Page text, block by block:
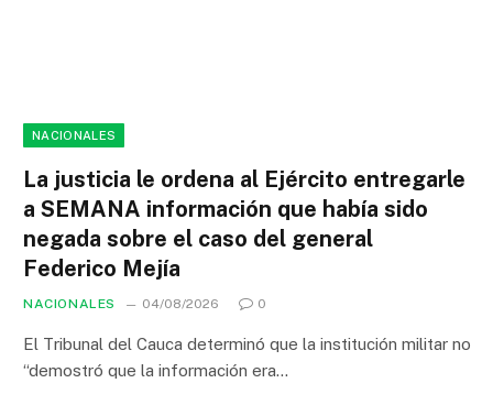
NACIONALES
La justicia le ordena al Ejército entregarle
a SEMANA información que había sido
negada sobre el caso del general
Federico Mejía
NACIONALES 04/08/2026 0
El Tribunal del Cauca determinó que la institución militar no
“demostró que la información era…